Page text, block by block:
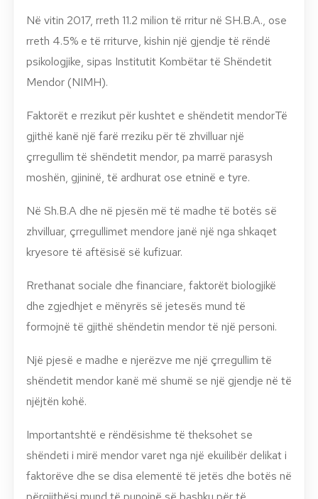
Në vitin 2017, rreth 11.2 milion të rritur në SH.B.A., ose
rreth 4.5% e të rriturve, kishin një gjendje të rëndë
psikologjike, sipas Institutit Kombëtar të Shëndetit
Mendor (NIMH).
Faktorët e rrezikut për kushtet e shëndetit mendorTë
gjithë kanë një farë rreziku për të zhvilluar një
çrregullim të shëndetit mendor, pa marrë parasysh
moshën, gjininë, të ardhurat ose etninë e tyre.
Në Sh.B.A dhe në pjesën më të madhe të botës së
zhvilluar, çrregullimet mendore janë një nga shkaqet
kryesore të aftësisë së kufizuar.
Rrethanat sociale dhe financiare, faktorët biologjikë
dhe zgjedhjet e mënyrës së jetesës mund të
formojnë të gjithë shëndetin mendor të një personi.
Një pjesë e madhe e njerëzve me një çrregullim të
shëndetit mendor kanë më shumë se një gjendje në të
njëjtën kohë.
Importantshtë e rëndësishme të theksohet se
shëndeti i mirë mendor varet nga një ekuilibër delikat i
faktorëve dhe se disa elementë të jetës dhe botës në